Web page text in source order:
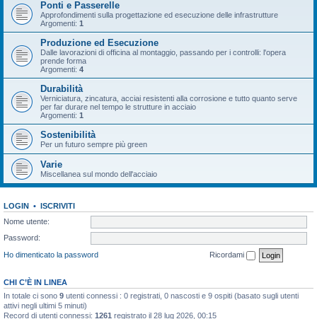
Ponti e Passerelle
Approfondimenti sulla progettazione ed esecuzione delle infrastrutture
Argomenti: 1
Produzione ed Esecuzione
Dalle lavorazioni di officina al montaggio, passando per i controlli: l'opera
prende forma
Argomenti: 4
Durabilità
Verniciatura, zincatura, acciai resistenti alla corrosione e tutto quanto serve
per far durare nel tempo le strutture in acciaio
Argomenti: 1
Sostenibilità
Per un futuro sempre più green
Varie
Miscellanea sul mondo dell'acciaio
LOGIN • ISCRIVITI
Nome utente:
Password:
Ho dimenticato la password
Ricordami
CHI C’È IN LINEA
In totale ci sono 9 utenti connessi : 0 registrati, 0 nascosti e 9 ospiti (basato sugli utenti
attivi negli ultimi 5 minuti)
Record di utenti connessi: 1261 registrato il 28 lug 2026, 00:15